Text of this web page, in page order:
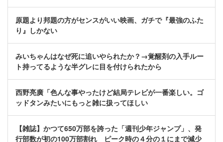
原題より邦題の方がセンスがいい映画、ガチで『最強のふた
り』しかない
みいちゃんはなぜ死に追いやられたか？→覚醒剤の入手ルー
ト持ってるような半グレに目を付けられたから
西野亮廣「色んな事やったけど結局テレビが一番楽しい。ゴ
ッドタンみたいにもっと雑に扱ってほしい
【雑誌】かつて650万部を誇った「週刊少年ジャンプ」、発
行部数が初の100万部割れ ピーク時の４分の１にまで減少